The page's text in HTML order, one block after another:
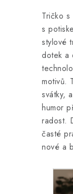
Tričko
s
stylové
dotek a
motivů.
svátky,
humor
radost.
časté
nové a